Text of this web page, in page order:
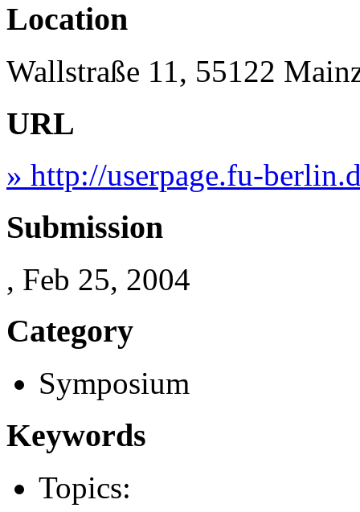
Location
Wallstraße 11, 55122
URL
» http://userpage.fu-
Submission
, Feb 25, 2004
Category
Symposium
Keywords
Topics: